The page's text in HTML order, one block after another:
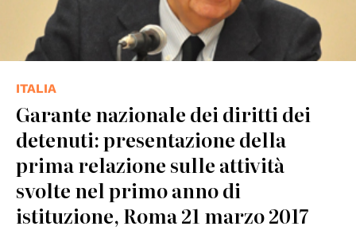
ITALIA
Garante nazionale dei diritti dei
detenuti: presentazione della
prima relazione sulle attività
svolte nel primo anno di
istituzione, Roma 21 marzo 2017